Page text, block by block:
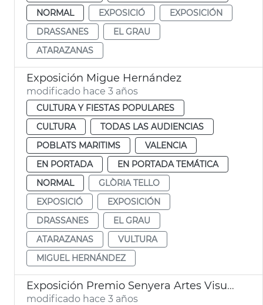
NORMAL
EXPOSICIÓ
EXPOSICIÓN
DRASSANES
EL GRAU
ATARAZANAS
Exposición Migue Hernández
modificado hace 3 años
CULTURA Y FIESTAS POPULARES
CULTURA
TODAS LAS AUDIENCIAS
POBLATS MARITIMS
VALENCIA
EN PORTADA
EN PORTADA TEMÁTICA
NORMAL
GLÒRIA TELLO
EXPOSICIÓ
EXPOSICIÓN
DRASSANES
EL GRAU
ATARAZANAS
VULTURA
MIGUEL HERNÁNDEZ
Exposición Premio Senyera Artes Visuales 2022
modificado hace 3 años